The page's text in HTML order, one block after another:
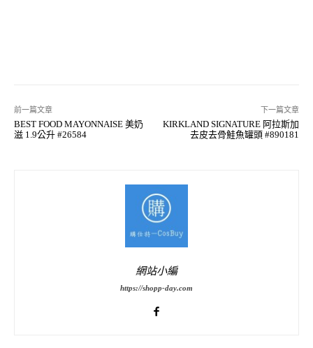
前一篇文章
BEST FOOD MAYONNAISE 美奶
滋 1.9公升 #26584
下一篇文章
KIRKLAND SIGNATURE 阿拉斯加
去皮去骨鮭魚罐頭 #890181
網站小編
https://shopp-day.com